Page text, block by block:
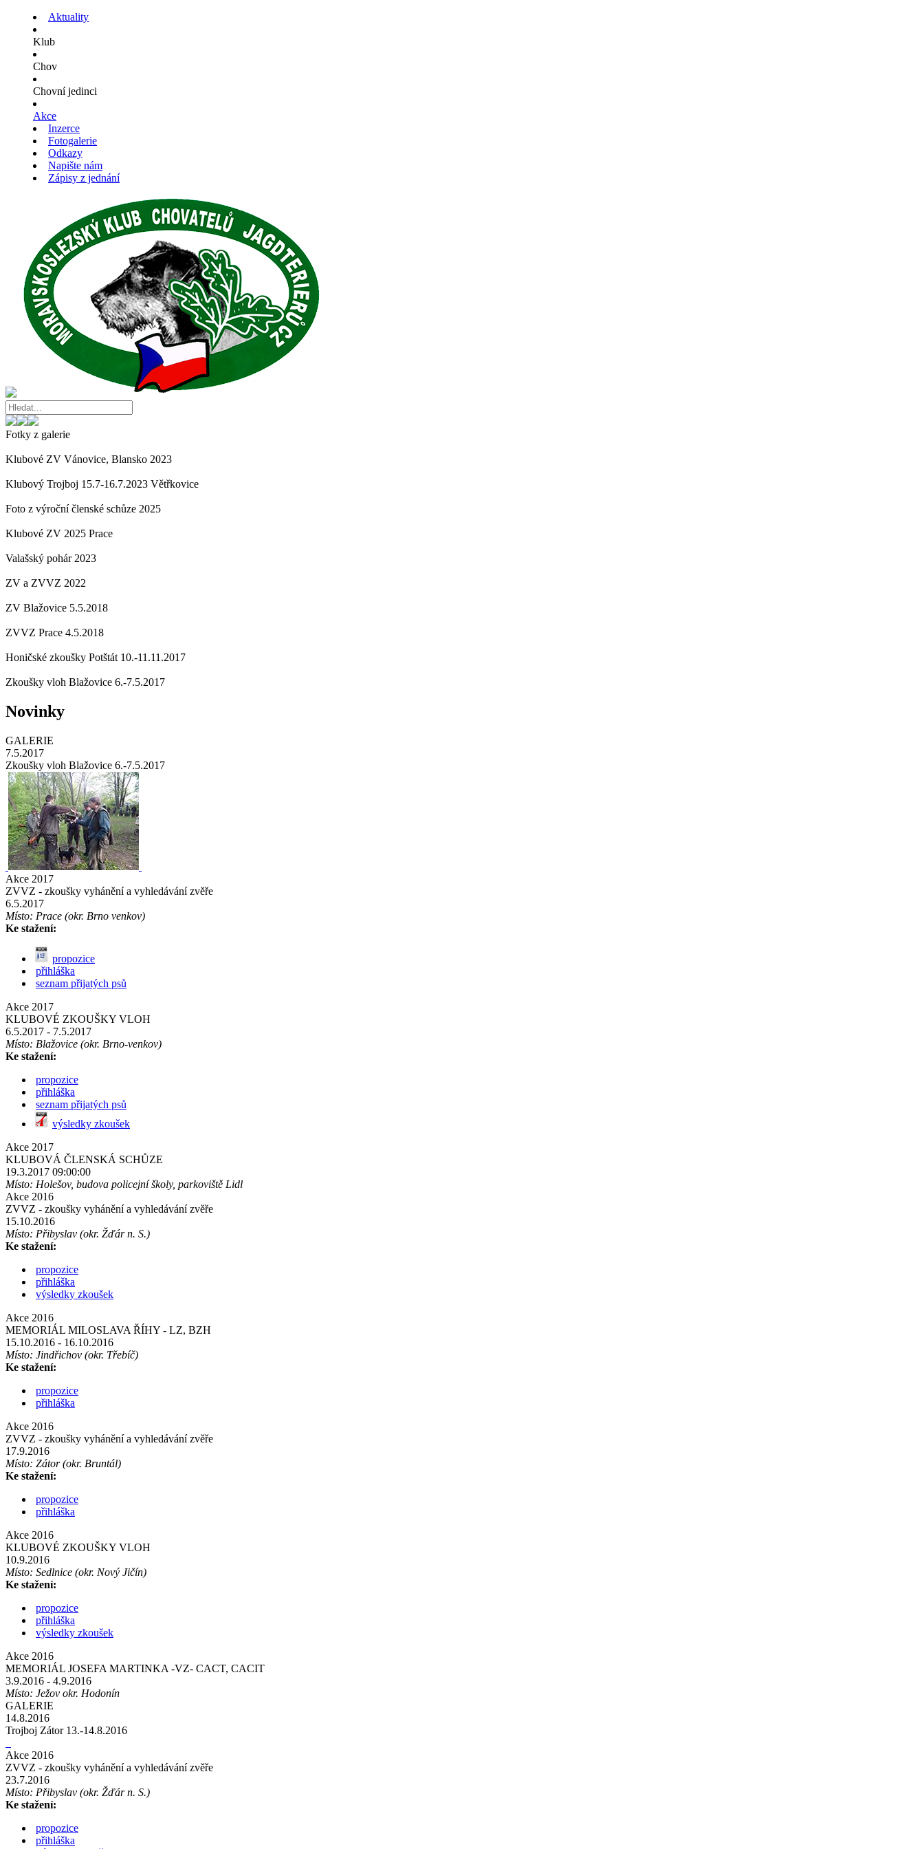
Aktuality
Klub
Chov
Chovní jedinci
Akce
Inzerce
Fotogalerie
Odkazy
Napište nám
Zápisy z jednání
Fotky z galerie
Klubové ZV Vánovice, Blansko 2023
Klubový Trojboj 15.7-16.7.2023 Větřkovice
Foto z výroční členské schůze 2025
Klubové ZV 2025 Prace
Valašský pohár 2023
ZV a ZVVZ 2022
ZV Blažovice 5.5.2018
ZVVZ Prace 4.5.2018
Honičské zkoušky Potštát 10.-11.11.2017
Zkoušky vloh Blažovice 6.-7.5.2017
Novinky
GALERIE
7.5.2017
Zkoušky vloh Blažovice 6.-7.5.2017
Akce 2017
ZVVZ - zkoušky vyhánění a vyhledávání zvěře
6.5.2017
Místo: Prace (okr. Brno venkov)
Ke stažení:
propozice
přihláška
seznam přijatých psů
Akce 2017
KLUBOVÉ ZKOUŠKY VLOH
6.5.2017 - 7.5.2017
Místo: Blažovice (okr. Brno-venkov)
Ke stažení:
propozice
přihláška
seznam přijatých psů
výsledky zkoušek
Akce 2017
KLUBOVÁ ČLENSKÁ SCHŮZE
19.3.2017 09:00:00
Místo: Holešov, budova policejní školy, parkoviště Lidl
Akce 2016
ZVVZ - zkoušky vyhánění a vyhledávání zvěře
15.10.2016
Místo: Přibyslav (okr. Žďár n. S.)
Ke stažení:
propozice
přihláška
výsledky zkoušek
Akce 2016
MEMORIÁL MILOSLAVA ŘÍHY - LZ, BZH
15.10.2016 - 16.10.2016
Místo: Jindřichov (okr. Třebíč)
Ke stažení:
propozice
přihláška
Akce 2016
ZVVZ - zkoušky vyhánění a vyhledávání zvěře
17.9.2016
Místo: Zátor (okr. Bruntál)
Ke stažení:
propozice
přihláška
Akce 2016
KLUBOVÉ ZKOUŠKY VLOH
10.9.2016
Místo: Sedlnice (okr. Nový Jičín)
Ke stažení:
propozice
přihláška
výsledky zkoušek
Akce 2016
MEMORIÁL JOSEFA MARTINKA -VZ- CACT, CACIT
3.9.2016 - 4.9.2016
Místo: Ježov okr. Hodonín
GALERIE
14.8.2016
Trojboj Zátor 13.-14.8.2016
Akce 2016
ZVVZ - zkoušky vyhánění a vyhledávání zvěře
23.7.2016
Místo: Přibyslav (okr. Žďár n. S.)
Ke stažení:
propozice
přihláška